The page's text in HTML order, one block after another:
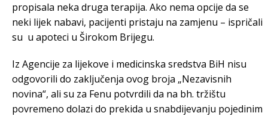
propisala neka druga terapija. Ako nema opcije da se
neki lijek nabavi, pacijenti pristaju na zamjenu – ispričali
su u apoteci u Širokom Brijegu.
Iz Agencije za lijekove i medicinska sredstva BiH nisu
odgovorili do zaključenja ovog broja „Nezavisnih
novina“, ali su za Fenu potvrdili da na bh. tržištu
povremeno dolazi do prekida u snabdijevanju pojedinim